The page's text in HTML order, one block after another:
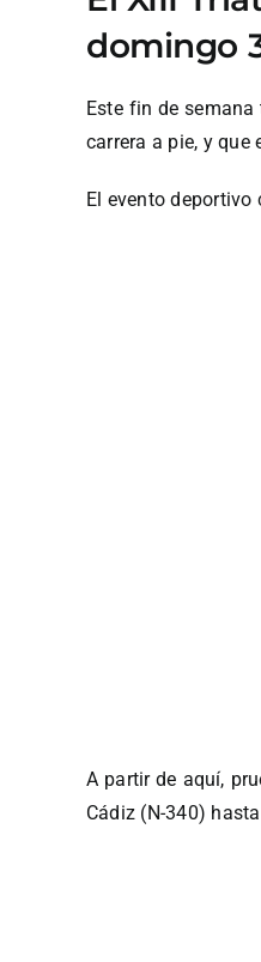
domingo
Este fin de
carrera a pie, y que
El evento
A partir de aquí,
Cádiz (N-340)